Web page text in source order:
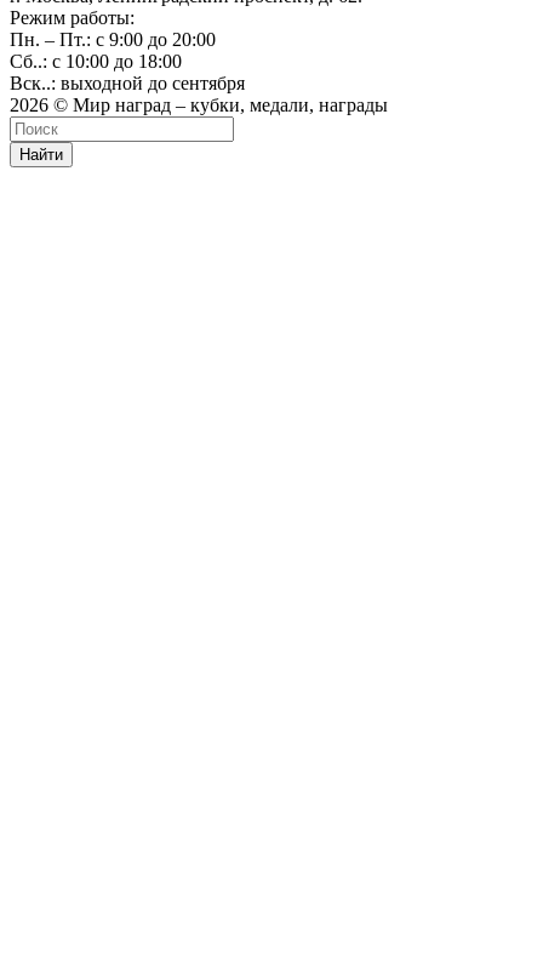
Режим работы:
Пн. – Пт.: с 9:00 до 20:00
Сб..: с 10:00 до 18:00
Вск..: выходной до сентября
2026 © Мир наград – кубки, медали, награды
Найти